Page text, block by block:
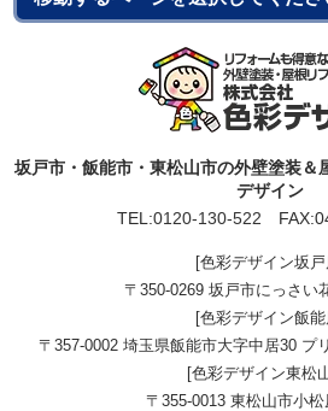
坂戸市・飯能市・東松山市の外壁塗装＆
デザイン
TEL:0120-130-522
[色彩デザイン坂戸
〒350-0269 坂戸市にっさい
[色彩デザイン飯能
〒357-0002 埼玉県飯能市大字中居30 プ
[色彩デザイン東松
〒355-0013 東松山市小